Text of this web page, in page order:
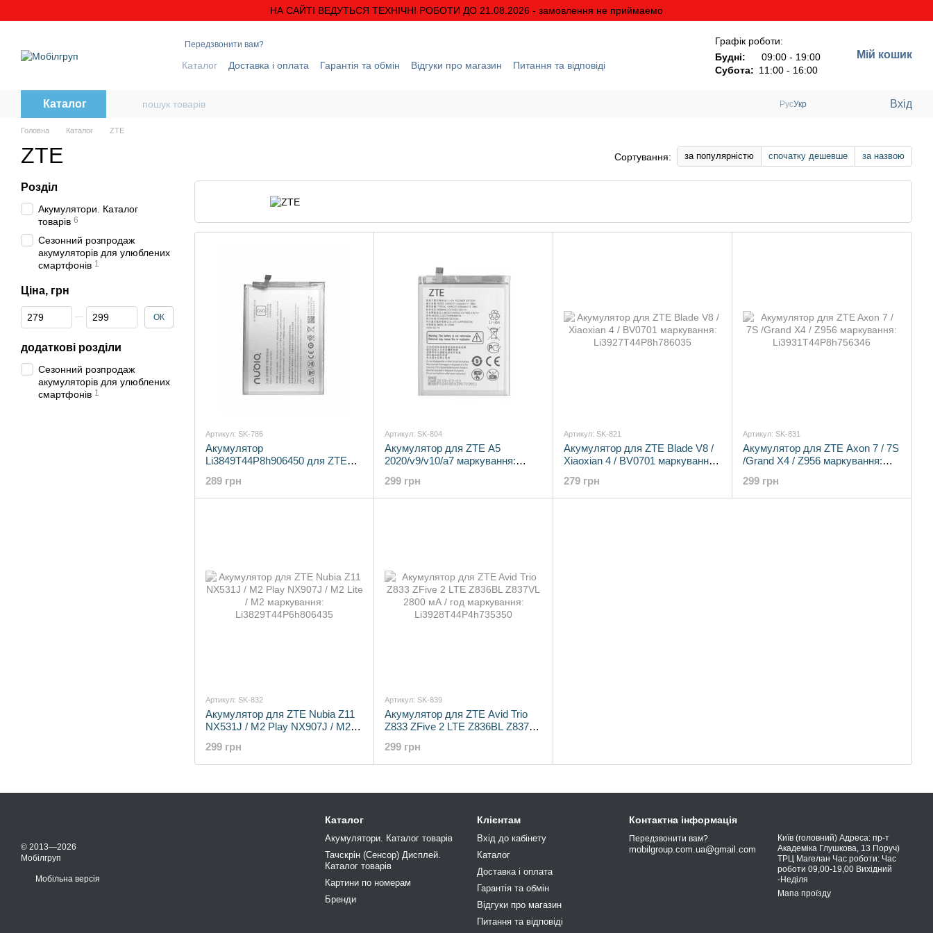
НА САЙТІ ВЕДУТЬСЯ ТЕХНІЧНІ РОБОТИ ДО 21.08.2026 - замовлення не приймаемо
Передзвонити вам?
Каталог Доставка і оплата Гарантія та обмін Відгуки про магазин
Питання та відповіді
Графік роботи:
Будні:
09:00 - 19:00
Субота: 11:00 - 16:00
Мій кошик
Каталог РусУкр Вхід
Головна Каталог ZTE
ZTE Сортування: за популярністю спочатку дешевше за назвою
Артикул: SK-786
Акумулятор
Li3849T44P8h906450 для ZTE
289 грн
Артикул: SK-804
Акумулятор для ZTE A5
2020/v9/v10/a7 маркування:
299 грн
Артикул: SK-821
Акумулятор для ZTE Blade V8 /
Xiaoxian 4 / BV0701 маркування:
279 грн
Артикул: SK-831
Акумулятор для ZTE Axon 7 / 7S
/Grand X4 / Z956 маркування:
299 грн
Артикул: SK-832
Акумулятор для ZTE Nubia Z11
NX531J / M2 Play NX907J / M2
Li3829T44P6h806435
299 грн
Артикул: SK-839
Акумулятор для ZTE Avid Trio
Z833 ZFive 2 LTE Z836BL Z837VL
Li3928T44P4h735350
299 грн
Розділ
Акумулятори. Каталог
товарів 6
Сезонний розпродаж
акумуляторів для улюблених
смартфонів 1
Ціна, грн
Від Ціна, грн
До Ціна, грн ОК
додаткові розділи
Сезонний розпродаж
акумуляторів для улюблених
смартфонів 1
© 2013—2026
Мобілгруп
Мобільна версія
Каталог
Акумулятори. Каталог товарів
Тачскрін (Сенсор) Дисплей.
Каталог товарів
Картини по номерам
Бренди
Клієнтам
Вхід до кабінету
Каталог
Доставка і оплата
Гарантія та обмін
Відгуки про магазин
Питання та відповіді
Контактна інформація
Передзвонити вам?
mobilgroup.com.ua@gmail.com
Київ (головний) Адреса: пр-т
Академіка Глушкова, 13 Поруч)
ТРЦ Магелан Час роботи: Час
роботи 09,00-19,00 Вихідний
-Неділя
Мапа проїзду